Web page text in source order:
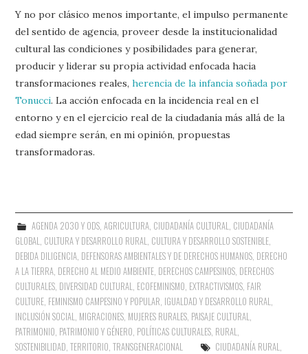
Y no por clásico menos importante, el impulso permanente
del sentido de agencia, proveer desde la institucionalidad
cultural las condiciones y posibilidades para generar,
producir y liderar su propia actividad enfocada hacia
transformaciones reales,herencia de la infancia soñada por
Tonucci. La acción enfocada en la incidencia real en el
entorno y en el ejercicio real de la ciudadanía más allá de la
edad siempre serán, en mi opinión, propuestas
transformadoras.
AGENDA 2030 Y ODS, AGRICULTURA, CIUDADANÍA CULTURAL, CIUDADANÍA
GLOBAL, CULTURA Y DESARROLLO RURAL, CULTURA Y DESARROLLO SOSTENIBLE,
DEBIDA DILIGENCIA, DEFENSORAS AMBIENTALES Y DE DERECHOS HUMANOS, DERECHO
A LA TIERRA, DERECHO AL MEDIO AMBIENTE, DERECHOS CAMPESINOS, DERECHOS
CULTURALES, DIVERSIDAD CULTURAL, ECOFEMINISMO, EXTRACTIVISMOS, FAIR
CULTURE, FEMINISMO CAMPESINO Y POPULAR, IGUALDAD Y DESARROLLO RURAL,
INCLUSIÓN SOCIAL, MIGRACIONES, MUJERES RURALES, PAISAJE CULTURAL,
PATRIMONIO, PATRIMONIO Y GÉNERO, POLÍTICAS CULTURALES, RURAL,
SOSTENIBILIDAD,TERRITORIO,TRANSGENERACIONAL CIUDADANÍA RURAL,